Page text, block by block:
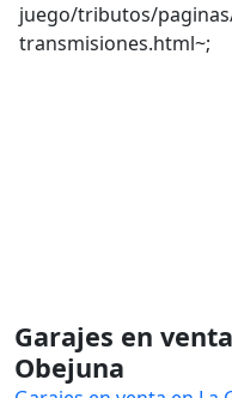
juego/tributos/
transmisiones.html~;
Garajes en
Obejuna